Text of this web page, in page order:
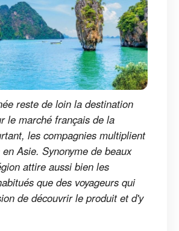
reste de loin la destination
le marché français de la
les compagnies multiplient
Asie. Synonyme de beaux
attire aussi bien les
que des voyageurs qui
de découvrir le produit et d'y